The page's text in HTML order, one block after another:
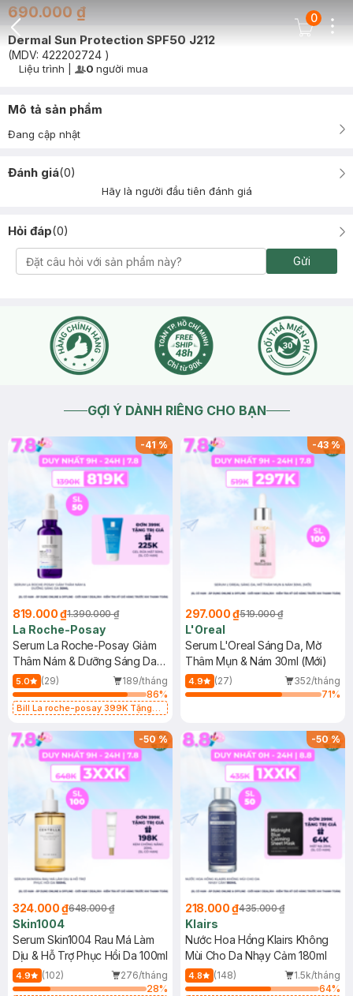
Back Icon
Cart Icon
0
690.000 ₫
Dermal Sun Protection SPF50 J212
(MDV: 422202724 )
Timer Gray Icon
Liệu trình User Product Icon
0 người mua
Mô tả sản phẩm
Đang cập nhật
Đánh giá(0)
Hãy là người đầu tiên đánh giá
Hỏi đáp(0)
Gửi
GỢI Ý DÀNH RIÊNG CHO BẠN
-41%
819.000 ₫1.390.000 ₫
La Roche-Posay
Serum La Roche-Posay Giảm
Thâm Nám & Dưỡng Sáng Da
30ml
5.0 (29)
189/tháng
86%
Bill La roche-posay 399K Tặng
(SL có hạn)
-43%
297.000 ₫519.000 ₫
L'Oreal
Serum L'Oreal Sáng Da, Mờ
Thâm Mụn & Nám 30ml (Mới)
4.9 (27)
352/tháng
71%
-50%
324.000 ₫648.000 ₫
Skin1004
Serum Skin1004 Rau Má Làm
Dịu & Hỗ Trợ Phục Hồi Da 100ml
4.9 (102)
276/tháng
28%
-50%
218.000 ₫435.000 ₫
Klairs
Nước Hoa Hồng Klairs Không
Mùi Cho Da Nhạy Cảm 180ml
4.8 (148)
1.5k/tháng
64%